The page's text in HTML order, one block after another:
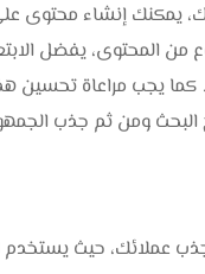
يمكنك إنشاء محتوى
المحتوى، يفضل
يجب مراعاة تحسين
ومن ثم جذب
عملائك، حيث يستخدم